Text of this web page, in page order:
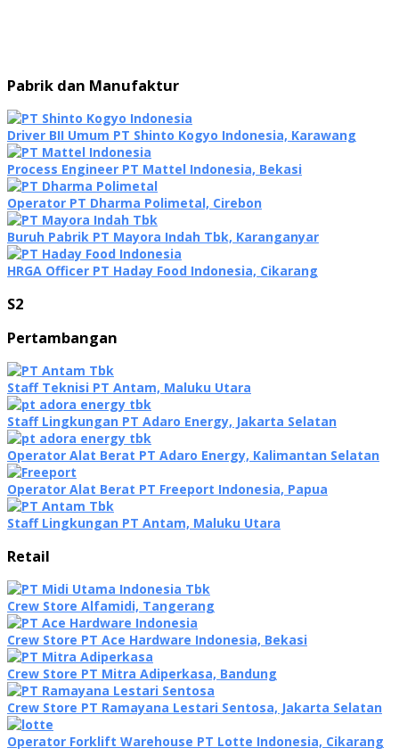
Pabrik dan Manufaktur
Driver BII Umum PT Shinto Kogyo Indonesia, Karawang
Process Engineer PT Mattel Indonesia, Bekasi
Operator PT Dharma Polimetal, Cirebon
Buruh Pabrik PT Mayora Indah Tbk, Karanganyar
HRGA Officer PT Haday Food Indonesia, Cikarang
S2
Pertambangan
Staff Teknisi PT Antam, Maluku Utara
Staff Lingkungan PT Adaro Energy, Jakarta Selatan
Operator Alat Berat PT Adaro Energy, Kalimantan Selatan
Operator Alat Berat PT Freeport Indonesia, Papua
Staff Lingkungan PT Antam, Maluku Utara
Retail
Crew Store Alfamidi, Tangerang
Crew Store PT Ace Hardware Indonesia, Bekasi
Crew Store PT Mitra Adiperkasa, Bandung
Crew Store PT Ramayana Lestari Sentosa, Jakarta Selatan
Operator Forklift Warehouse PT Lotte Indonesia, Cikarang